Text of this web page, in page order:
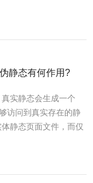
静态有何作用?
实静态会生成一个
访问到真实存在的静
静态页面文件，而仅